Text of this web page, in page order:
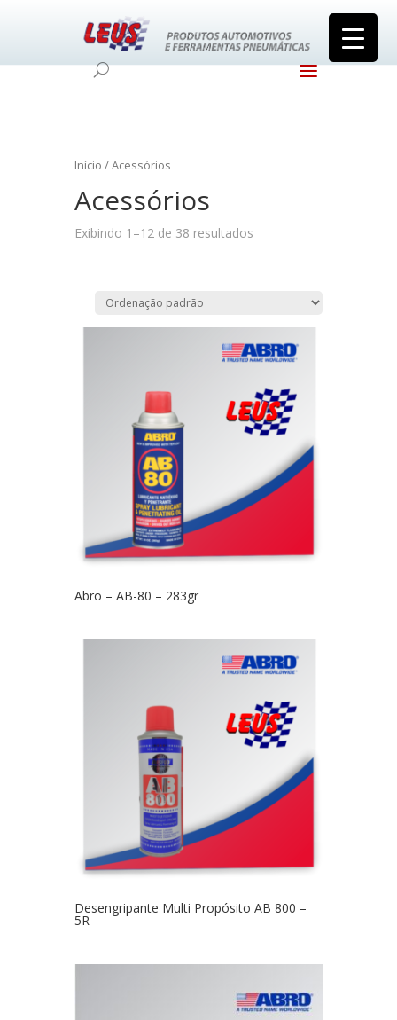
Início / Acessórios
Acessórios
Exibindo 1–12 de 38 resultados
Abro – AB-80 – 283gr
Desengripante Multi Propósito AB 800 –
5R